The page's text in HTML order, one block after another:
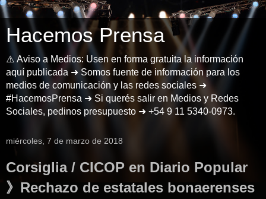
Hacemos Prensa
⚠️ Aviso a Medios: Usen en forma gratuita la información
aquí publicada ➜ Somos fuente de información para los
medios de comunicación y las redes sociales ➜
#HacemosPrensa ➜ Si querés salir en Medios y Redes
Sociales, pedinos presupuesto ➜ +54 9 11 5340-0973.
miércoles, 7 de marzo de 2018
Corsiglia / CICOP en Diario Popular
》Rechazo de estatales bonaerenses